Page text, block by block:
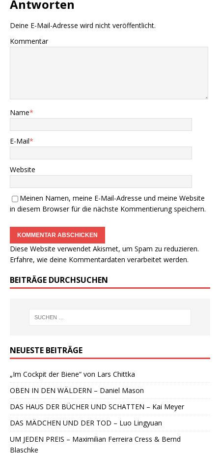
Antworten
Deine E-Mail-Adresse wird nicht veröffentlicht.
Kommentar
Name*
E-Mail*
Website
Meinen Namen, meine E-Mail-Adresse und meine Website
in diesem Browser für die nächste Kommentierung speichern.
Diese Website verwendet Akismet, um Spam zu reduzieren.
Erfahre, wie deine Kommentardaten verarbeitet werden.
BEITRÄGE DURCHSUCHEN
NEUESTE BEITRÄGE
„Im Cockpit der Biene“ von Lars Chittka
OBEN IN DEN WÄLDERN – Daniel Mason
DAS HAUS DER BÜCHER UND SCHATTEN – Kai Meyer
DAS MÄDCHEN UND DER TOD – Luo Lingyuan
UM JEDEN PREIS – Maximilian Ferreira Cress & Bernd
Blaschke